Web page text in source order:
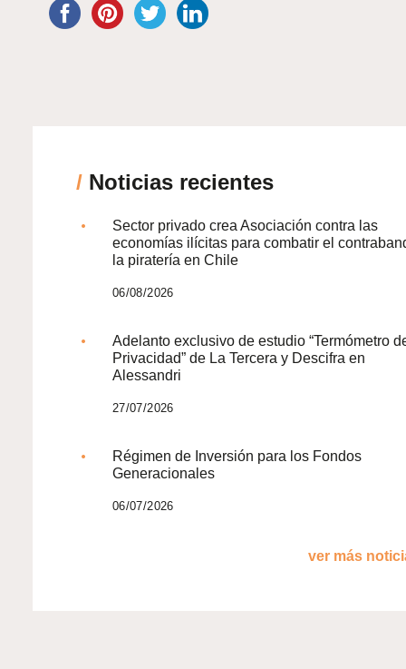
/ Noticias recientes
Sector privado crea Asociación contra las
economías ilícitas para combatir el
la piratería en Chile
06/08/2026
Adelanto exclusivo de estudio “Termómetro
Privacidad” de La Tercera y Descifra en
Alessandri
27/07/2026
Régimen de Inversión para los Fondos
Generacionales
06/07/2026
ver más